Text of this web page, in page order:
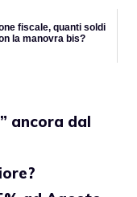
fiscale, quanti soldi
la manovra bis?
ancora dal